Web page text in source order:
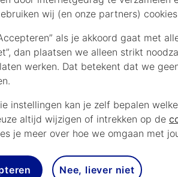
wij (en onze partners)
als je akkoord gaat met
dan plaatsen we alleen strikt
werken. Dat betekent dat we
instellingen kan je zelf bepalen
altijd wijzigen of intrekken op de
je meer over hoe we omgaan met
Nee, liever niet